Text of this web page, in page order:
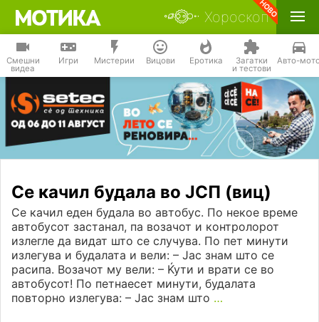
Хороскоп
Смешни
видеа
Игри Мистерии Вицови Еротика Загатки
и тестови
Авто-
Се качил будала во ЈСП (виц)
Се качил еден будала во автобус. По некое време
автобусот застанал, па возачот и контролорот
излегле да видат што се случува. По пет минути
излегува и будалата и вели: – Јас знам што се
расипа. Возачот му вели: – Ќути и врати се во
автобусот! По петнаесет минути, будалата
повторно излегува: – Јас знам што …